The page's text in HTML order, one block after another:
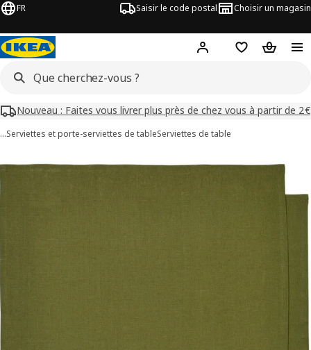
FR Saisir le code postal Choisir un magasin
Mon compteFavorisPanier
Nouveau : Faites vous livrer plus près de chez vous à partir de 2€
…Serviettes et porte-serviettes de tableServiettes de table
de STOCKHOLM 2025
images